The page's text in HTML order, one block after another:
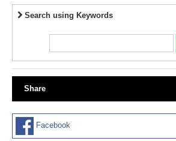
Search using Keywords
Share
Facebook